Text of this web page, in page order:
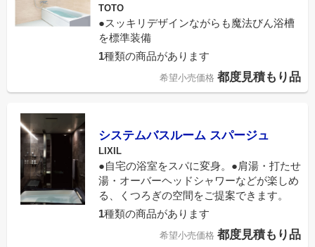
TOTO
●スッキリデザインながらも魔法びん浴槽
を標準装備
1種類の商品があります
希望小売価格 都度見積もり品
システムバスルーム スパージュ
LIXIL
●自宅の浴室をスパに変身。●肩湯・打たせ
湯・オーバーヘッドシャワーなどが楽しめ
る、くつろぎの空間をご提案できます。
1種類の商品があります
希望小売価格 都度見積もり品